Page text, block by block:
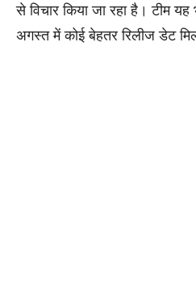
से विचार किया जा रहा है। टीम
अगस्त में कोई बेहतर रिलीज डेट